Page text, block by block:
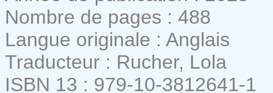
Nombre de pages : 488
Langue originale : Anglais
Traducteur : Rucher, Lola
ISBN 13 : 979-10-3812641-1